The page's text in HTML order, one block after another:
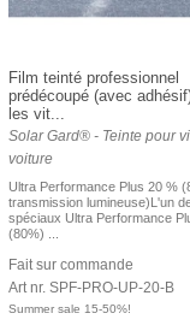
Film teinté professionnel
prédécoupé (avec
les vit...
Solar Gard® - Teinte pour
voiture
Ultra Performance Plus 20 %
transmission lumineuse)L'un
spéciaux Ultra Performance
(80%) ...
Fait sur commande
Art nr. SPF-PRO-UP-20-B
Summer sale 15-50%!